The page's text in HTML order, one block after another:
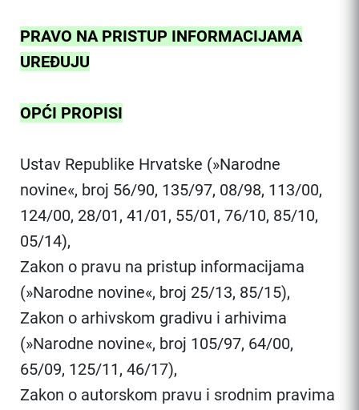
PRAVO NA PRISTUP INFORMACIJAMA
UREĐUJU
OPĆI PROPISI
Ustav Republike Hrvatske (»Narodne
novine«, broj 56/90, 135/97, 08/98, 113/00,
124/00, 28/01, 41/01, 55/01, 76/10, 85/10,
05/14),
Zakon o pravu na pristup informacijama
(»Narodne novine«, broj 25/13, 85/15),
Zakon o arhivskom gradivu i arhivima
(»Narodne novine«, broj 105/97, 64/00,
65/09, 125/11, 46/17),
Zakon o autorskom pravu i srodnim pravima